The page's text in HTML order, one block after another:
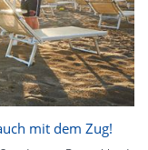
mit dem Zug!